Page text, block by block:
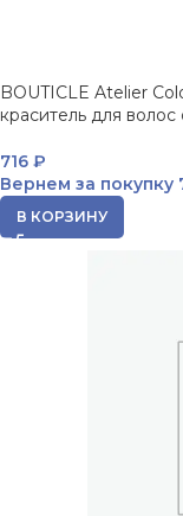
BOUTICLE Atelier
краситель для
716 ₽
Вернем за покупку
В КОРЗИНУ